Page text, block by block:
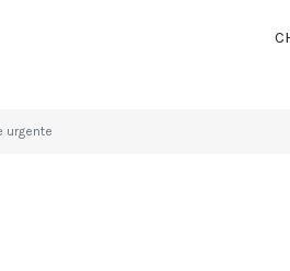
urgente